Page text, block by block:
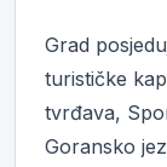
Grad
turističke
tvrđava,
Goransko